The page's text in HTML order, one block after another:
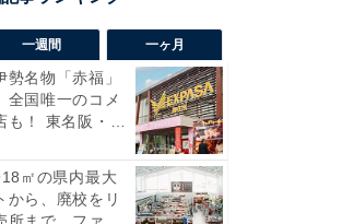
一週間 一ヶ月
勢名物「赤福」
全国唯一のコメ
も！ 東名阪・
㎡の県内最大
から、廃校をリ
所まで。ファ